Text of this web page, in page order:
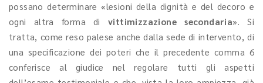
possano determinare «lesioni della dignità e del decoro e
ogni altra forma divittimizzazione secondaria». Si
tratta, come reso palese anche dalla sede di intervento, di
una specificazione dei poteri che il precedente comma 6
conferisce al giudice nel regolare tutti gli aspetti